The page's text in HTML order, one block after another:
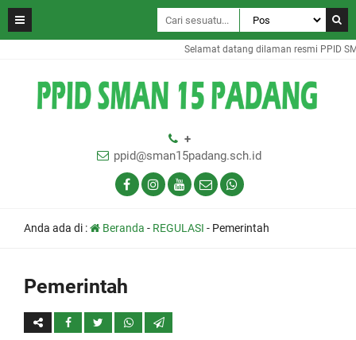
Selamat datang dilaman resmi PPID
+
ppid@sman15padang.sch.id
Anda ada di : Beranda - REGULASI - Pemerintah
Pemerintah